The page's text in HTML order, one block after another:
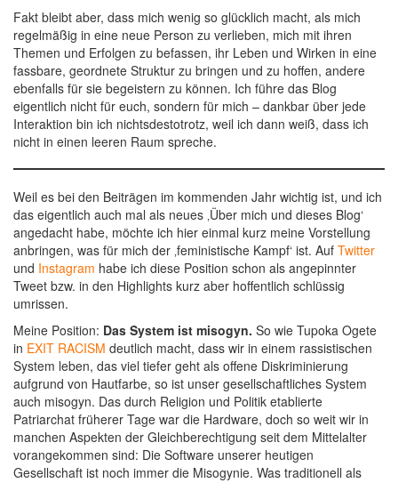
Fakt bleibt aber, dass mich wenig so glücklich macht, als mich
regelmäßig in eine neue Person zu verlieben, mich mit ihren
Themen und Erfolgen zu befassen, ihr Leben und Wirken in eine
fassbare, geordnete Struktur zu bringen und zu hoffen, andere
ebenfalls für sie begeistern zu können. Ich führe das Blog
eigentlich nicht für euch, sondern für mich – dankbar über jede
Interaktion bin ich nichtsdestotrotz, weil ich dann weiß, dass ich
nicht in einen leeren Raum spreche.
Weil es bei den Beiträgen im kommenden Jahr wichtig ist, und ich
das eigentlich auch mal als neues ‚Über mich und dieses Blog‘
angedacht habe, möchte ich hier einmal kurz meine Vorstellung
anbringen, was für mich der ‚feministische Kampf‘ ist. Auf Twitter
und Instagram habe ich diese Position schon als angepinnter
Tweet bzw. in den Highlights kurz aber hoffentlich schlüssig
umrissen.
Meine Position: Das System ist misogyn. So wie Tupoka Ogete
in EXIT RACISM deutlich macht, dass wir in einem rassistischen
System leben, das viel tiefer geht als offene Diskriminierung
aufgrund von Hautfarbe, so ist unser gesellschaftliches System
auch misogyn. Das durch Religion und Politik etablierte
Patriarchat früherer Tage war die Hardware, doch so weit wir in
manchen Aspekten der Gleichberechtigung seit dem Mittelalter
vorangekommen sind: Die Software unserer heutigen
Gesellschaft ist noch immer die Misogynie. Was traditionell als